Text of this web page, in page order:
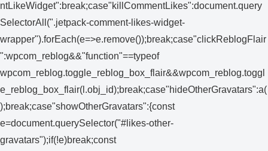
ntLikeWidget":break;case"killCommentLikes":document.query
SelectorAll(".jetpack-comment-likes-widget-
wrapper").forEach(e=>e.remove());break;case"clickReblogFlair
":wpcom_reblog&&"function"==typeof
wpcom_reblog.toggle_reblog_box_flair&&wpcom_reblog.toggl
e_reblog_box_flair(l.obj_id);break;case"hideOtherGravatars":a(
);break;case"showOtherGravatars":{const
e=document.querySelector("#likes-other-
gravatars");if(!e)break;const